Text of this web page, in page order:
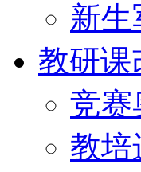
新生
教研课
竞赛
教培